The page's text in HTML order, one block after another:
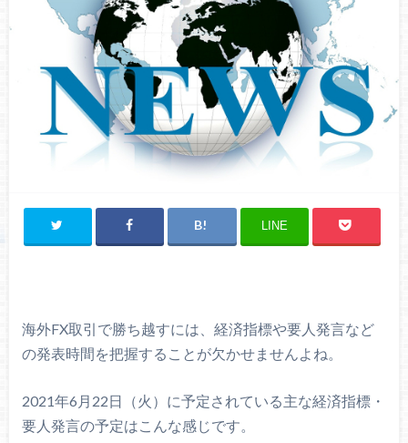
LINE
海外FX取引で勝ち越すには、経済指標や要人発言など
の発表時間を把握することが欠かせませんよね。
2021年6月22日（火）に予定されている主な経済指標・
要人発言の予定はこんな感じです。